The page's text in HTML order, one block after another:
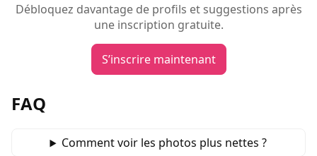
Débloquez davantage de profils et suggestions après
une inscription gratuite.
S’inscrire maintenant
FAQ
Comment voir les photos plus nettes ?